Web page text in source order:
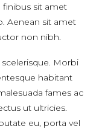
finibus sit amet
Aenean sit amet
non nibh.
Morbi
habitant
fames ac
ut ultricies.
eu, porta vel